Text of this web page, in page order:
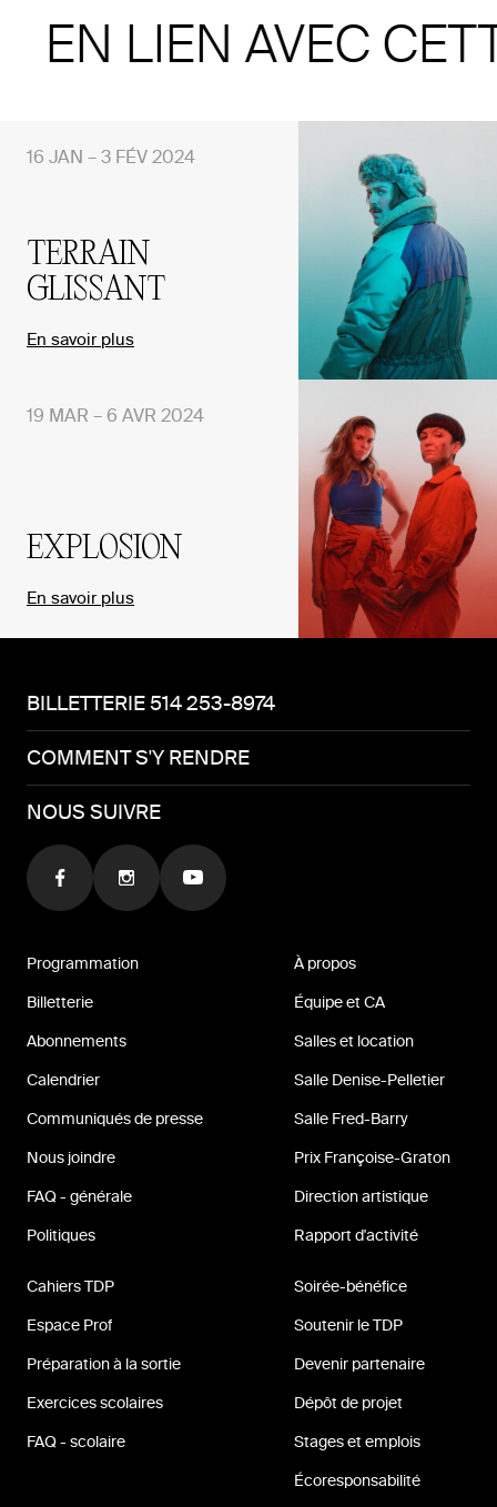
EN LIEN AVEC
TERRAIN
GLISSANT
16 JAN – 3 FÉV 2024
En savoir plus
EXPLOSION
19 MAR – 6 AVR 2024
En savoir plus
BILLETTERIE 514 253-8974
COMMENT S'Y RENDRE
NOUS SUIVRE
Programmation
Billetterie
Abonnements
Calendrier
Communiqués de presse
Nous joindre
FAQ - générale
Politiques
À propos
Équipe et CA
Salles et location
Salle Denise-Pelletier
Salle Fred-Barry
Prix Françoise-Graton
Direction artistique
Rapport d'activité
Cahiers TDP
Espace Prof
Préparation à la sortie
Exercices scolaires
FAQ - scolaire
Soirée-bénéfice
Soutenir le TDP
Devenir partenaire
Dépôt de projet
Stages et emplois
Écoresponsabilité